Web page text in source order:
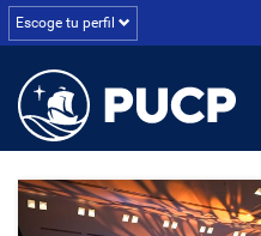
Escoge tu perfil